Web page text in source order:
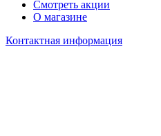
Смотреть акции
О магазине
Контактная информация